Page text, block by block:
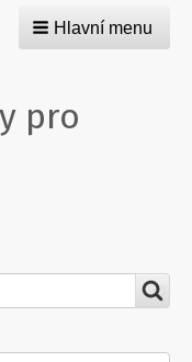
Hlavní menu
pro